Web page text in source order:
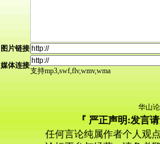
图片链接
媒体连接
支持mp3,swf,flv,wmv,wma
华山
『 严正声明:发言
任何言论纯属作者个人观